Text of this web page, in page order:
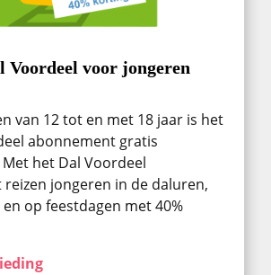
Voordeel voor jongeren
van 12 tot en met 18 jaar is het
abonnement gratis
het Dal Voordeel
jongeren in de daluren,
op feestdagen met 40%